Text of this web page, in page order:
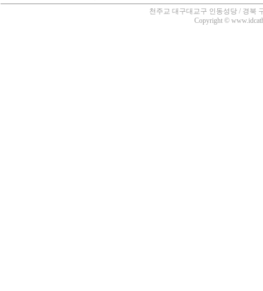
천주교 대구대교구 인동성당 / 경북
Copyright ©